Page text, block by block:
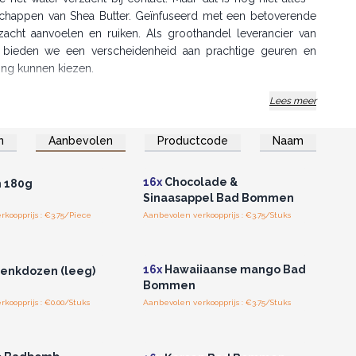
van Shea Butter. Geïnfuseerd met een betoverende
aanvoelen en ruiken. Als groothandel leverancier van
we een verscheidenheid aan prachtige geuren en
kunnen kiezen.
worden onze badbombs netjes verpakt in trays met
assortiment van deze trays op voorraad te houden, kun
winkel creëren, die de aandacht van klanten trekt en hen
verkennen.
badervaring.
Lees meer
Aanbevolen Productcode Naam
registreer u voor
180g
: €3.75/Piece
Log in of registreer u voor
groothandelsprijzen.
16x Chocolade &
Sinaasappel Bad Bommen
Aanbevolen verkoopprijs : €3.75/Stuks
(leeg)
: €0.00/Stuks
16x Hawaiiaanse mango Bad
Bommen
Aanbevolen verkoopprijs : €3.75/Stuks